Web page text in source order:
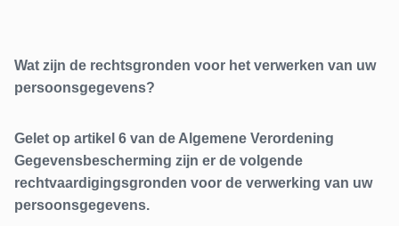
Wat zijn de rechtsgronden voor het verwerken van uw
persoonsgegevens?
Gelet op artikel 6 van de Algemene Verordening
Gegevensbescherming zijn er de volgende
rechtvaardigingsgronden voor de verwerking van uw
persoonsgegevens.